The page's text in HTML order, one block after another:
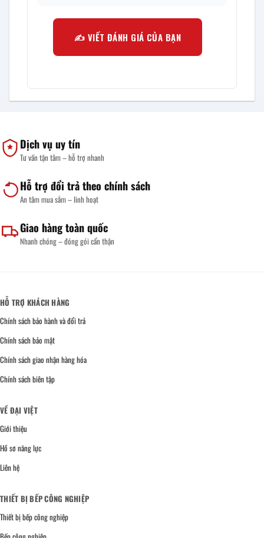
✍️ VIẾT ĐÁNH GIÁ CỦA BẠN
Dịch vụ uy tín
Tư vấn tận tâm – hỗ trợ nhanh
Hỗ trợ đổi trả theo chính sách
An tâm mua sắm – linh hoạt
Giao hàng toàn quốc
Nhanh chóng – đóng gói cẩn thận
HỖ TRỢ KHÁCH HÀNG
Chính sách bảo hành và đổi trả
Chính sách bảo mật
Chính sách giao nhận hàng hóa
Chính sách biên tập
VỀ ĐẠI VIỆT
Giới thiệu
Hồ sơ năng lực
Liên hệ
THIẾT BỊ BẾP CÔNG NGHIỆP
Thiết bị bếp công nghiệp